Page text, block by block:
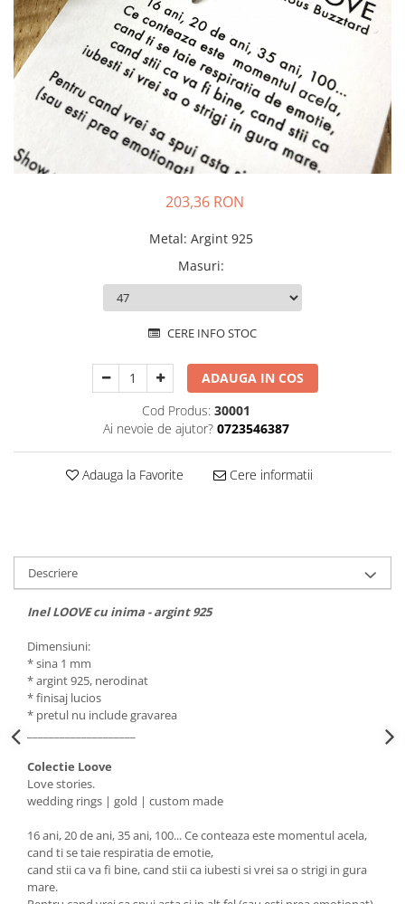
AN-TAN-TICHITAN
203,36 RON
Metal: Argint 925
Masuri:
CERE INFO STOC
ADAUGA IN COS
Cod Produs: 30001
Ai nevoie de ajutor? 0723546387
Adauga la Favorite Cere informatii
Descriere
Inel LOOVE cu inima - argint 925
Dimensiuni:
* sina 1 mm
* argint 925, nerodinat
* finisaj lucios
* pretul nu include gravarea
Colectie Loove
Love stories.
wedding rings | gold | custom made
16 ani, 20 de ani, 35 ani, 100... Ce conteaza este momentul acela,
cand ti se taie respiratia de emotie,
cand stii ca va fi bine, cand stii ca iubesti si vrei sa o strigi in gura
mare.